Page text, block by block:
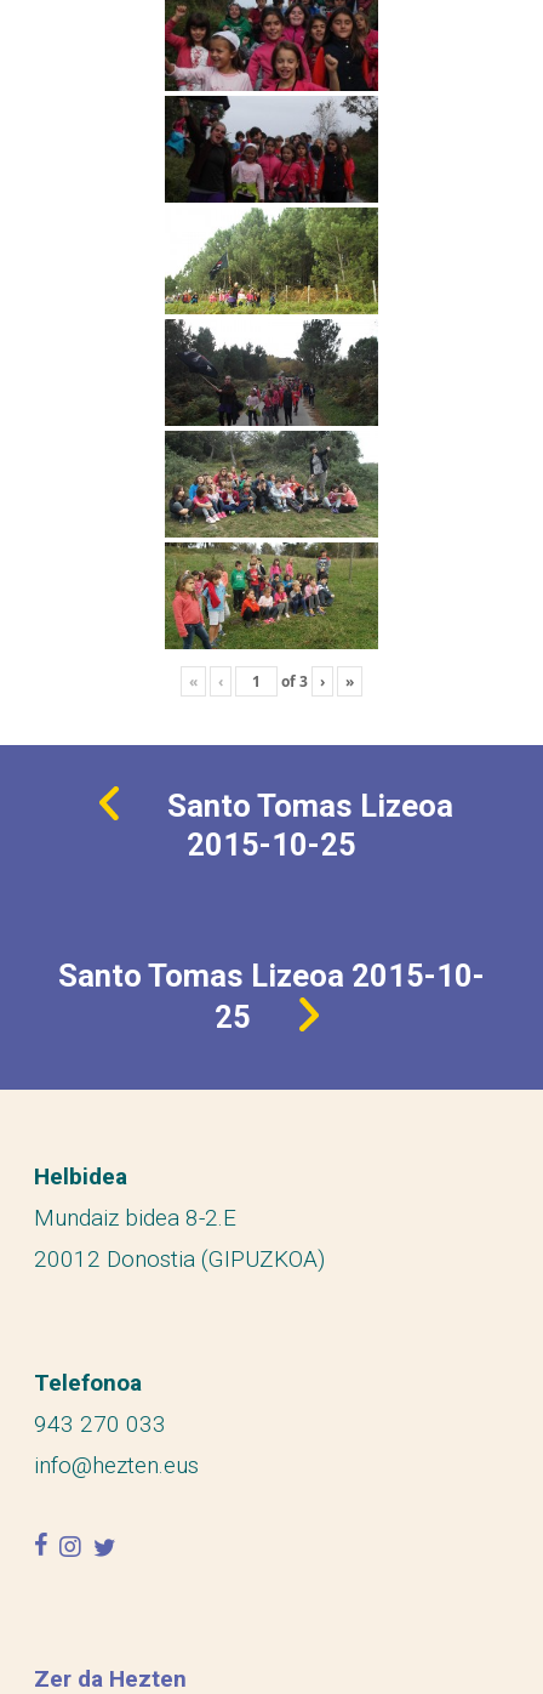
« ‹ of3 › »
Santo Tomas Lizeoa
2015-10-25
Santo Tomas Lizeoa 2015-10-
25
Helbidea
Mundaiz bidea 8-2.E
20012 Donostia (GIPUZKOA)
Telefonoa
943 270 033
info@hezten.eus
facebook
instagram
twitter
Zer da Hezten